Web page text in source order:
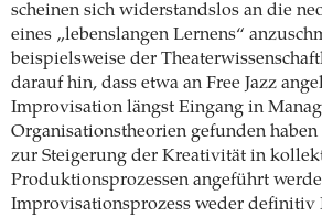
scheinen sich widerstandslos an die
eines „lebenslangen Lernens“
beispielsweise der
darauf hin, dass etwa an Free Jazz
Improvisation längst Eingang in
Organisationstheorien gefunden
zur Steigerung der Kreativität in
Produktionsprozessen angeführt
Improvisationsprozess weder definitiv